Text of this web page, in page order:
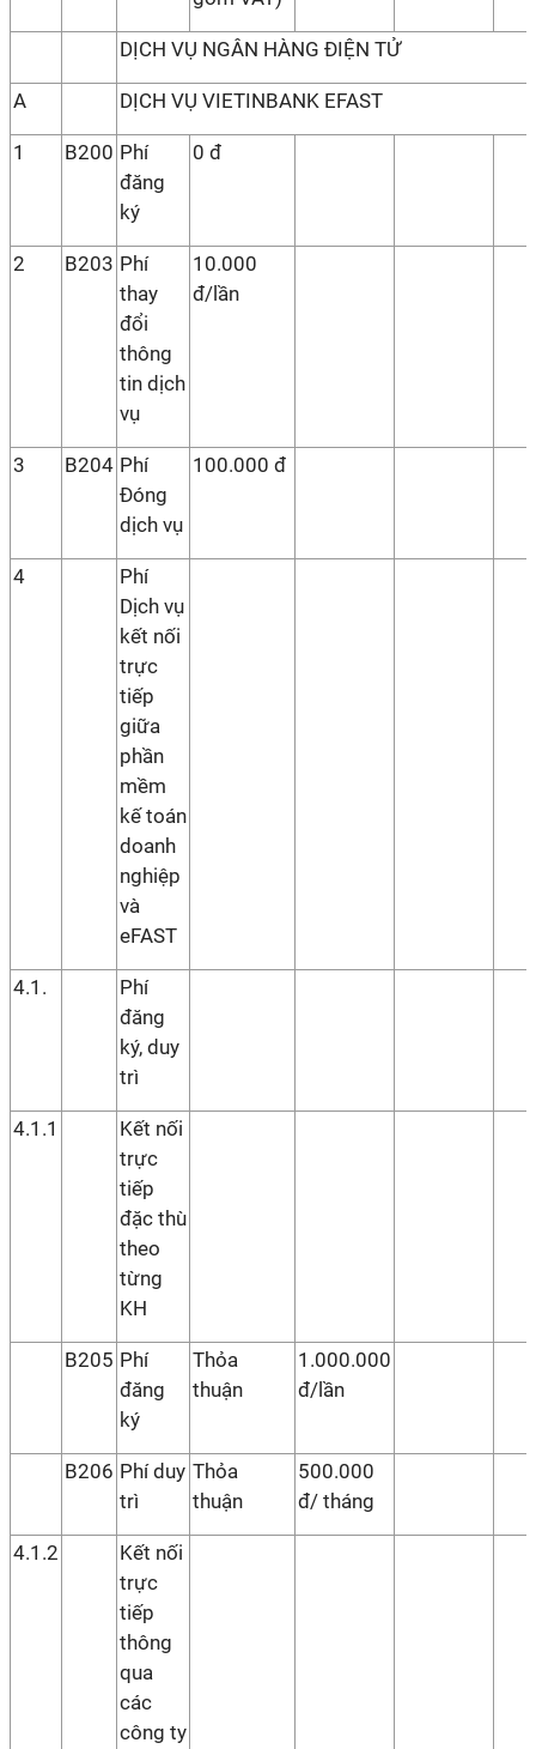
DỊCH VỤ NGÂN HÀNG ĐIỆN TỬ
A DỊCH VỤ VIETINBANK EFAST
1 B200 Phí
đăng
ký
0 đ
2 B203 Phí
thay
đổi
thông
tin dịch
vụ
10.000
đ/lần
3 B204 Phí
Đóng
dịch vụ
100.000 đ
4
Phí
Dịch vụ
kết nối
trực
tiếp
giữa
phần
mềm
kế toán
doanh
nghiệp
và
eFAST
4.1.
Phí
đăng
ký, duy
trì
4.1.1
Kết nối
trực
tiếp
đặc thù
theo
từng
KH
B205 Phí
đăng
ký
Thỏa
thuận
1.000.000
đ/lần
B206 Phí duy
trì
Thỏa
thuận
500.000
đ/ tháng
4.1.2
Kết nối
trực
tiếp
thông
qua
các
công ty